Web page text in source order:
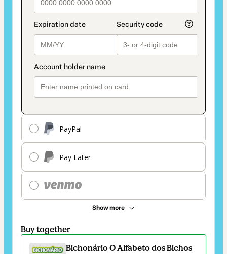
PayPal
Pay Later
Show more
Buy together
Bichonário O Alfabeto dos Bichos